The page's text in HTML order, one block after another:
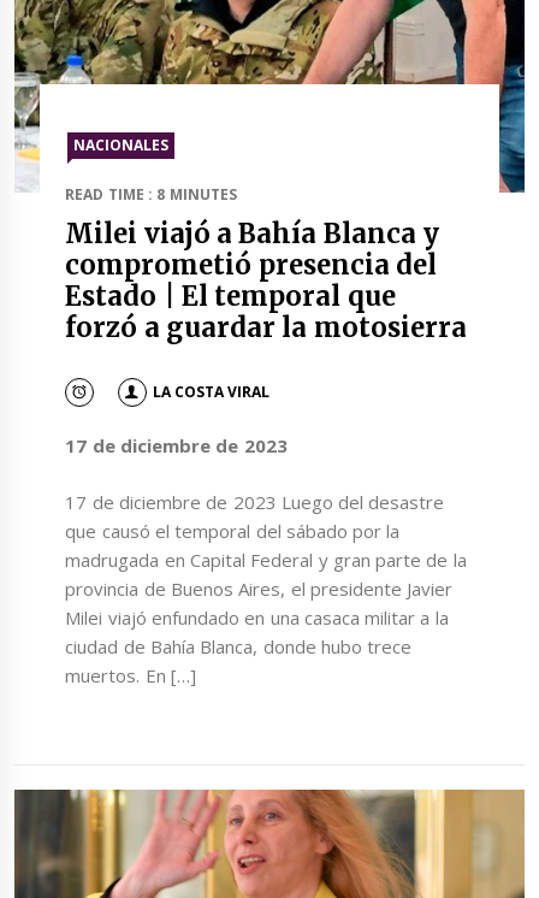
NACIONALES
READ TIME : 8 MINUTES
Milei viajó a Bahía Blanca y
comprometió presencia del
Estado | El temporal que
forzó a guardar la motosierra
LA COSTA VIRAL
17 de diciembre de 2023
17 de diciembre de 2023 Luego del desastre
que causó el temporal del sábado por la
madrugada en Capital Federal y gran parte de la
provincia de Buenos Aires, el presidente Javier
Milei viajó enfundado en una casaca militar a la
ciudad de Bahía Blanca, donde hubo trece
muertos. En […]